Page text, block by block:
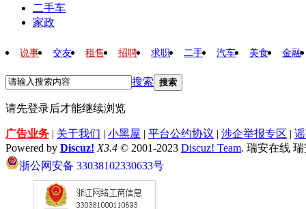
二手车
家政
说事 交友 租售 招聘 求职 二手 汽车 美食 金融
搜索 搜索
请先登录后才能继续浏览
广告业务 | 关于我们 | 小黑屋 | 平台公约协议 | 涉企举报专区 |
Powered by Discuz! X3.4 © 2001-2023 Discuz! Team. 瑞安在线
浙公网安备 33038102330633号